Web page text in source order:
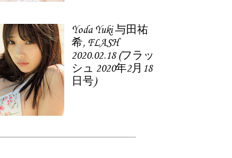
Yoda Yuki 与田祐
希, FLASH
2020.02.18 (フラッ
シュ 2020年2月18
日号)